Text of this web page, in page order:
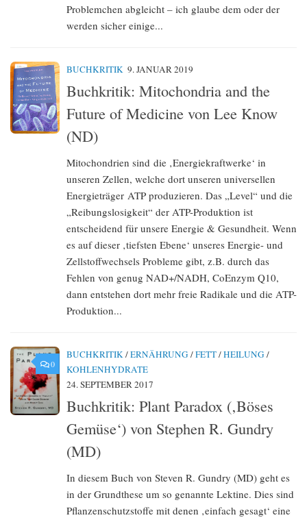
Problemchen abgleicht – ich glaube dem oder der
werden sicher einige...
BUCHKRITIK 9. JANUAR 2019
Buchkritik: Mitochondria and the
Future of Medicine von Lee Know
(ND)
Mitochondrien sind die ‚Energiekraftwerke‘ in
unseren Zellen, welche dort unseren universellen
Energieträger ATP produzieren. Das „Level“ und die
„Reibungslosigkeit“ der ATP-Produktion ist
entscheidend für unsere Energie & Gesundheit. Wenn
es auf dieser ‚tiefsten Ebene‘ unseres Energie- und
Zellstoffwechsels Probleme gibt, z.B. durch das
Fehlen von genug NAD+/NADH, CoEnzym Q10,
dann entstehen dort mehr freie Radikale und die ATP-
Produktion...
0
BUCHKRITIK/ERNÄHRUNG /FETT/HEILUNG /
KOHLENHYDRATE
24. SEPTEMBER 2017
Buchkritik: Plant Paradox (‚Böses
Gemüse‘) von Stephen R. Gundry
(MD)
In diesem Buch von Steven R. Gundry (MD) geht es
in der Grundthese um so genannte Lektine. Dies sind
Pflanzenschutzstoffe mit denen ‚einfach gesagt‘ eine